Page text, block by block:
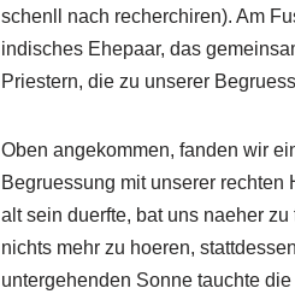
schenll nach recherchiren). Am
indisches Ehepaar, das
Priestern, die zu unserer
Oben angekommen, fanden wir
Begruessung mit unserer
alt sein duerfte, bat uns naeher
nichts mehr zu hoeren,
untergehenden Sonne tauchte